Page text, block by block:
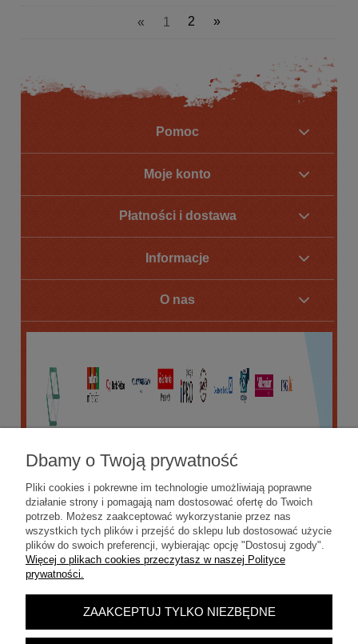
« 1 2 »
Pomoc
Moje konto
Płatności i dostawa
Informacje
O nas
POKAŻ PEŁNĄ WERSJĘ STRONY
Sklep internetowy Shoper.pl
Dbamy o Twoją prywatność
Pliki cookies i pokrewne im technologie umożliwiają poprawne
działanie strony i pomagają nam dostosować ofertę do Twoich
potrzeb. Możesz zaakceptować wykorzystanie przez nas
wszystkich tych plików i przejść do sklepu lub dostosować użycie
plików do swoich preferencji, wybierając opcję "Dostosuj zgody".
Więcej o plikach cookies przeczytasz w naszej Polityce
prywatności.
ZAAKCEPTUJ TYLKO NIEZBĘDNE